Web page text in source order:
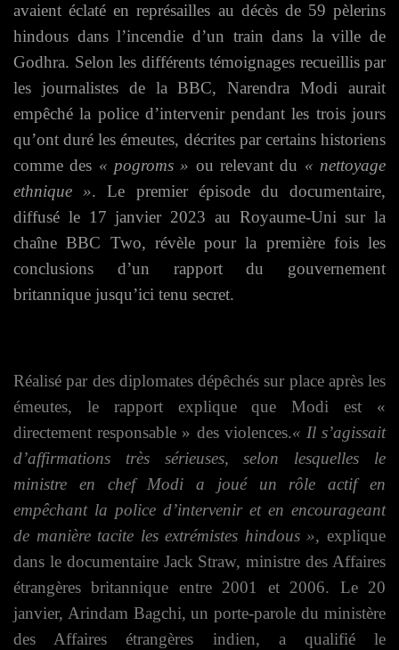
avaient éclaté en représailles au décès de 59 pèlerins
hindous dans l’incendie d’un train dans la ville de
Godhra. Selon les différents témoignages recueillis par
les journalistes de la BBC, Narendra Modi aurait
empêché la police d’intervenir pendant les trois jours
qu’ont duré les émeutes, décrites par certains historiens
comme des « pogroms » ou relevant du « nettoyage
ethnique ». Le premier épisode du documentaire,
diffusé le 17 janvier 2023 au Royaume-Uni sur la
chaîne BBC Two, révèle pour la première fois les
conclusions d’un rapport du gouvernement
britannique jusqu’ici tenu secret.
Réalisé par des diplomates dépêchés sur place après les
émeutes, le rapport explique que Modi est «
directement responsable » des violences.« Il s’agissait
d’affirmations très sérieuses, selon lesquelles le
ministre en chef Modi a joué un rôle actif en
empêchant la police d’intervenir et en encourageant
de manière tacite les extrémistes hindous », explique
dans le documentaire Jack Straw, ministre des Affaires
étrangères britannique entre 2001 et 2006. Le 20
janvier, Arindam Bagchi, un porte-parole du ministère
des Affaires étrangères indien, a qualifié le